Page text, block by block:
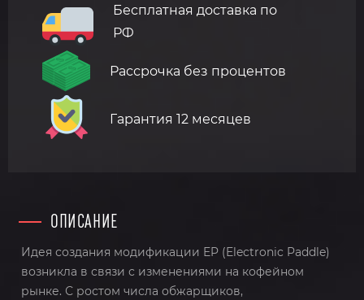
Бесплатная доставка по
РФ
Рассрочка без процентов
Гарантия 12 месяцев
ОПИСАНИЕ
Идея создания модификации EP (Electronic Paddle)
возникла в связи с изменениями на кофейном
рынке. С ростом числа обжарщиков,